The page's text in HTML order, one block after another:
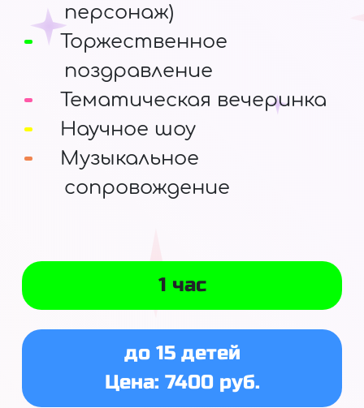
персонаж)
Торжественное
поздравление
Тематическая вечеринка
Научное шоу
Музыкальное
сопровождение
1 час
до 15 детей
Цена: 7400 руб.